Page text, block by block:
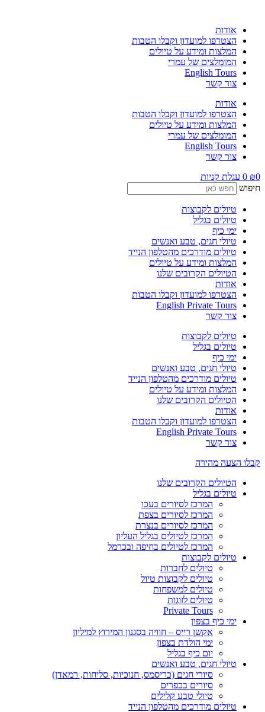
אודות
הצטרפו למועדון וקבלו הטבות
המלצות ומידע על טיולים
המומלצים של עמרי
English Tours
צור קשר
אודות
הצטרפו למועדון וקבלו הטבות
המלצות ומידע על טיולים
המומלצים של עמרי
English Tours
צור קשר
₪
0 עגלת קניות
חיפוש
טיולים לקבוצות
טיולים בגליל
ימי כיף
טיולי חגים, טבע ואנשים
טיולים מודרכים מהטלפון הנייד
המלצות ומידע על טיולים
הטיולים הקרובים שלנו
אודות
הצטרפו למועדון וקבלו הטבות
English Private Tours
צור קשר
טיולים לקבוצות
טיולים בגליל
ימי כיף
טיולי חגים, טבע ואנשים
טיולים מודרכים מהטלפון הנייד
המלצות ומידע על טיולים
הטיולים הקרובים שלנו
אודות
הצטרפו למועדון וקבלו הטבות
English Private Tours
צור קשר
קבלו הצעה מהירה
הטיולים הקרובים שלנו
טיולים בגליל
המרכז לסיורים בעכו
המרכז לסיורים בצפת
המרכז לסיורים בנצרת
המרכז לטיולים בגליל העליון
המרכז לטיולים בחיפה ובכרמל
טיולים לקבוצות
טיולים לחברות
טיולים לקבוצות טיול
טיולים למשפחות
טיולים לזוגות
Private Tours
ימי כיף בצפון
אקשן רייס – חוויה בסגנון המירוץ למיליון
ימי הולדת בצפון
יום כיף בגליל
טיולי חגים, טבע ואנשים
סיורי חגים (כריסמס, חנוכיות, סליחות, רמאדן)
סיורים בכפרים
טיולי טבע קלילים
טיולים מודרכים מהטלפון הנייד